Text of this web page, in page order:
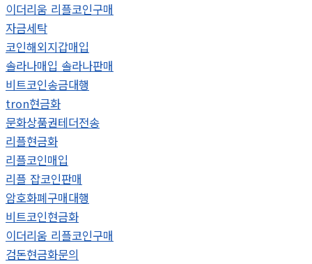
이더리움 리플코인구매
자금세탁
코인해외지갑매입
솔라나매입 솔라나판매
비트코인송금대행
tron현금화
문화상품권테더전송
리플현금화
리플코인매입
리플 잡코인판매
암호화폐구매대행
비트코인현금화
이더리움 리플코인구매
검돈현금화문의